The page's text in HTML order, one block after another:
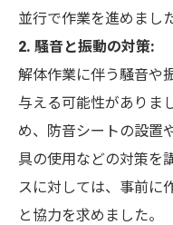
並行で作業を進めました
2. 騒音と振動の対策:
解体作業に伴う騒音や
与える可能性がありま
め、防音シートの設置
具の使用などの対策を
スに対しては、事前に
と協力を求めました。